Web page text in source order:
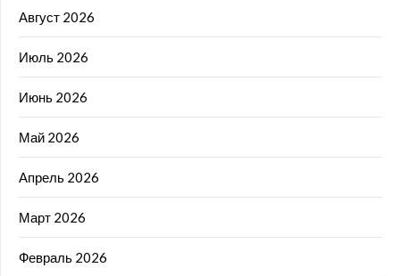
Август 2026
Июль 2026
Июнь 2026
Май 2026
Апрель 2026
Март 2026
Февраль 2026